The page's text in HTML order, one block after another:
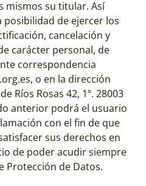
mismos su titular. Así
posibilidad de ejercer los
cancelación y
carácter personal, de
correspondencia
o en la dirección
Ríos Rosas 42, 1º. 28003
anterior podrá el usuario
con el fin de que
sus derechos en
de poder acudir siempre
Protección de Datos.